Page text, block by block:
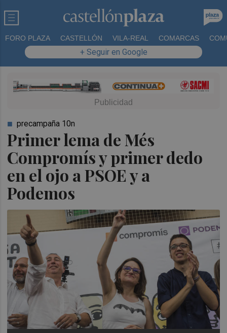
FORO PLAZA CASTELLÓN VILA-REAL COMARCAS
+ Seguir en Google
Primer lema de Més
Compromís y primer dedo
en el ojo a PSOE y a
Podemos
precampaña 10n